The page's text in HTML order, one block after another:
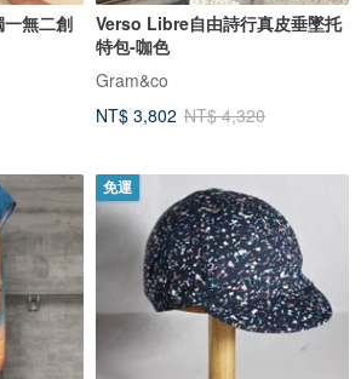
無二創
Verso Libre自由詩行真皮垂墜托
特包-咖色
Gram&co
NT$ 3,802 NT$ 4,320
免運